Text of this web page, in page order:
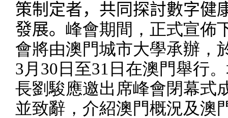
策制定者，共同探討數字健
發展。 峰會期間，正式宣佈
會將由澳門城市大學承辦，
3月 30 日 至31 日在澳門舉行
長劉駿應邀出席峰會閉幕式
並致辭，介紹澳門概況及澳